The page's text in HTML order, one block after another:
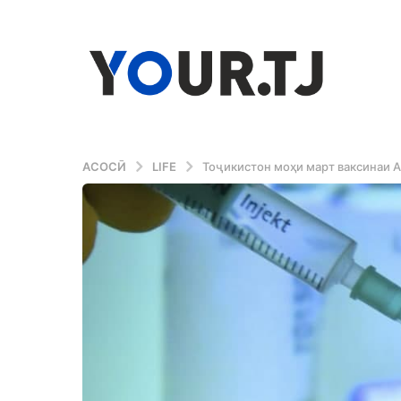
АСОСӢ LIFE Тоҷикистон моҳи март ваксинаи